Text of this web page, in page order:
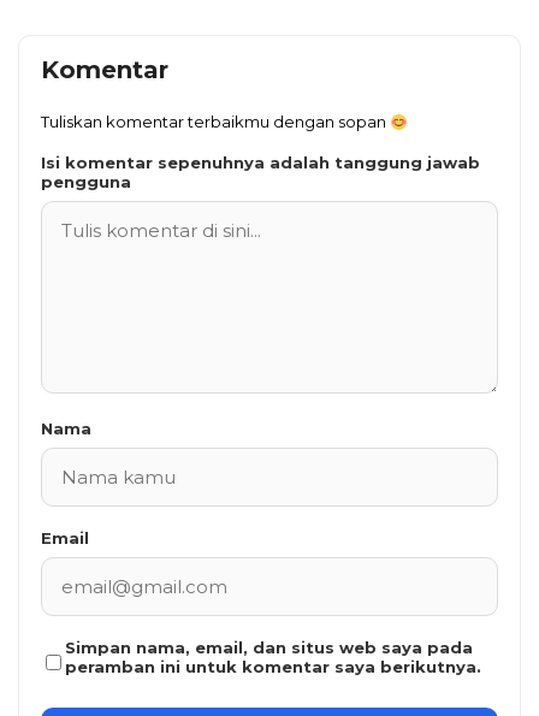
Komentar
Tuliskan komentar terbaikmu dengan sopan
Isi komentar sepenuhnya adalah tanggung jawab
pengguna
Nama
Email
Simpan nama, email, dan situs web saya pada
peramban ini untuk komentar saya berikutnya.